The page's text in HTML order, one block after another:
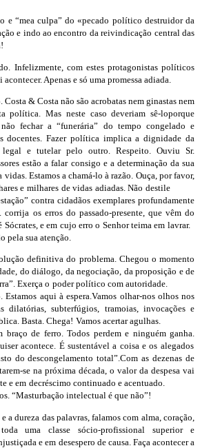
e “meaculpa” do«pecado político destruidor da
e indo ao encontro da reivindicação centraldas
!
Infelizmente, com estes protagonistas políticos
acontecer. Apenas e só uma promessa adiada
Costa & Costa não são acrobatas nem ginastas nem
política. Mas neste casodeveriam sê-loporque
não fechar a “funerária” do tempo congelado e
docentes. Fazer política implica a dignidadeda
e tutelar pelo outro. Respeito. Ouviu Sr.
estãoa falar consigo e a determinação da sua
vidas. Estamos a chamá-lo à razão. Ouça, por favor,
e milhares de vidas adiadas.Não destile
” contra cidadãos exemplares profundamente
. corrija os erros do passado-presente, que vêm do
Sócrates, e em cujo erro o Senhor teima em lavrar.
pela sua atenção.
definitiva do problema.Chegou o momento
, do diálogo, da negociação, da proposição e de
Exerça o poder político com autoridade.
Estamos aqui à espera.Vamos olhar-nos olhos nos
dilatórias, subterfúgios, tramoias, invocações e
Basta. Chega! Vamos acertar agulhas.
braço de ferro. Todos perdem e ninguém ganha.
uiser acontece. Ésustentável a coisa e os alegados
do descongelamento total”.Com as dezenas de
se na próxima década, o valorda despesa vai
e em decréscimo continuado e acentuado.
“Masturbação intelectual é que não”!
e adureza das palavras, falamos com alma, coração,
uma classesócio-profissional superior e
e em desespero de causa. Faça acontecer a